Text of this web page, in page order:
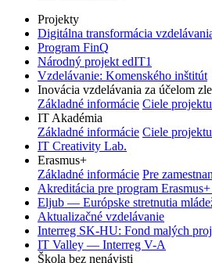
Projekty
Digitálna transformácia
Program FinQ
Národný projekt edIT1
Vzdelávanie: Komenského inštitút
Inovácia vzdelávania za účelom
Základné informácie Ciele projektu
IT Akadémia
Základné informácie Ciele projektu
IT Creativity Lab.
Erasmus+
Základné informácie Pre
Akreditácia pre program
Eljub — Európske stretnutia
Aktualizačné vzdelávanie
Interreg SK-HU: Fond malých
IT Valley — Interreg V-A
Škola bez nenávisti